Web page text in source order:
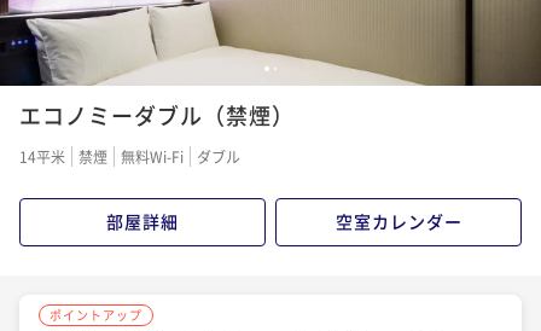
1 2
エコノミーダブル（禁煙）
14平米 禁煙 無料Wi-Fi ダブル
部屋詳細 空室カレンダー
ポイントアップ